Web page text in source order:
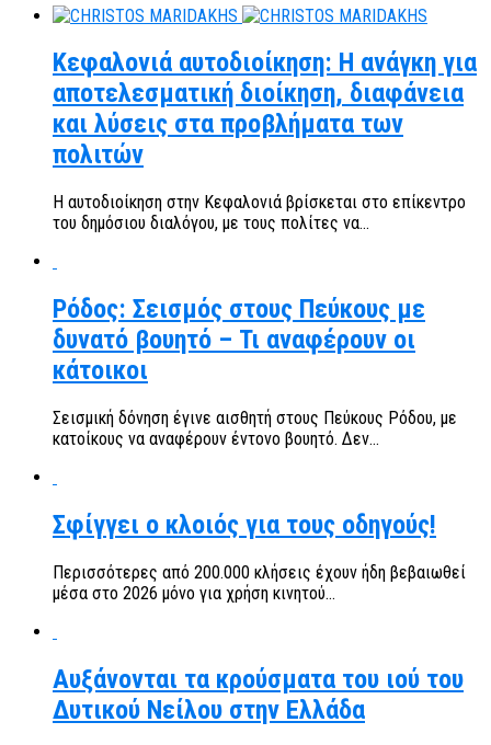
Κεφαλονιά αυτοδιοίκηση: Η ανάγκη για
αποτελεσματική διοίκηση, διαφάνεια
και λύσεις στα προβλήματα των
πολιτών
Η αυτοδιοίκηση στην Κεφαλονιά βρίσκεται στο επίκεντρο
του δημόσιου διαλόγου, με τους πολίτες να...
Ρόδος: Σεισμός στους Πεύκους με
δυνατό βουητό – Τι αναφέρουν οι
κάτοικοι
Σεισμική δόνηση έγινε αισθητή στους Πεύκους Ρόδου, με
κατοίκους να αναφέρουν έντονο βουητό. Δεν...
Σφίγγει ο κλοιός για τους οδηγούς!
Περισσότερες από 200.000 κλήσεις έχουν ήδη βεβαιωθεί
μέσα στο 2026 μόνο για χρήση κινητού...
Αυξάνονται τα κρούσματα του ιού του
Δυτικού Νείλου στην Ελλάδα